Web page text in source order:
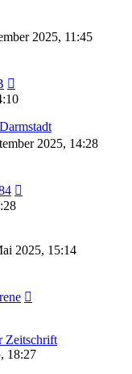
2025, 11:45
2025, 14:28
2025, 15:14
Zeitschrift
18:27